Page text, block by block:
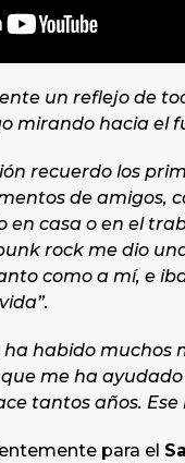
un reflejo de
mirando hacia el
recuerdo los
de amigos,
en casa o en el
rock me dio
como a mí, e
ha habido
me ha
tantos años.
para el